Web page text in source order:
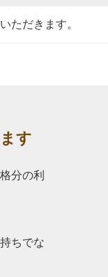
ただきます。
す
分の利
ちでな